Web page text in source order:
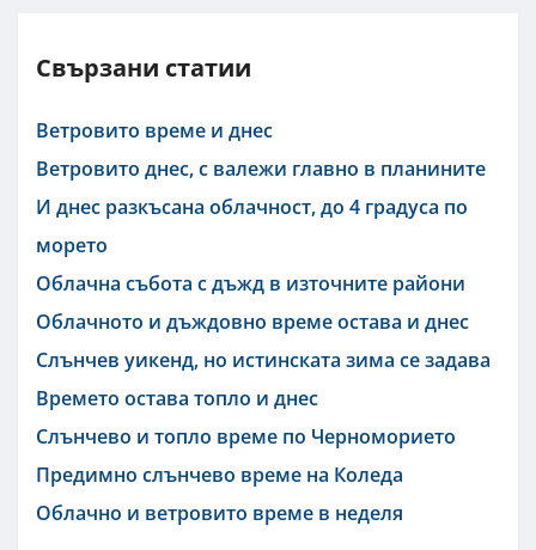
Свързани статии
Ветровито време и днес
Ветровито днес, с валежи главно в планините
И днес разкъсана облачност, до 4 градуса по
морето
Облачна събота с дъжд в източните райони
Облачното и дъждовно време остава и днес
Слънчев уикенд, но истинската зима се задава
Времето остава топло и днес
Слънчево и топло време по Черноморието
Предимно слънчево време на Коледа
Облачно и ветровито време в неделя